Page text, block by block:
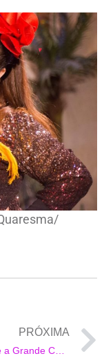
PRÓXIMA
Viradouro é a Grande Campeã do Carnaval 2020